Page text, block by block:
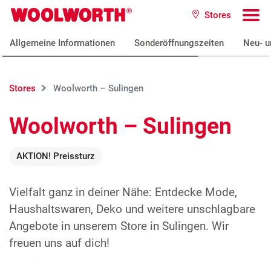
Zum Hauptinhalt
Woolworth GmbH Stores
Allgemeine Informationen Sonderöffnungszeiten Neu-
Stores Woolworth – Sulingen
Woolworth – Sulingen
AKTION! Preissturz
Vielfalt ganz in deiner Nähe: Entdecke Mode,
Haushaltswaren, Deko und weitere unschlagbare
Angebote in unserem Store in Sulingen. Wir
freuen uns auf dich!